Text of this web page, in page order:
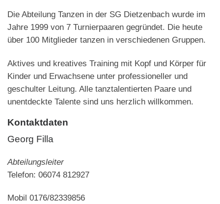
Die Abteilung Tanzen in der SG Dietzenbach wurde im
Jahre 1999 von 7 Turnierpaaren gegründet. Die heute
über 100 Mitglieder tanzen in verschiedenen Gruppen.
Aktives und kreatives Training mit Kopf und Körper für
Kinder und Erwachsene unter professioneller und
geschulter Leitung. Alle tanztalentierten Paare und
unentdeckte Talente sind uns herzlich willkommen.
Kontaktdaten
Georg Filla
Abteilungsleiter
Telefon: 06074 812927
Mobil 0176/82339856